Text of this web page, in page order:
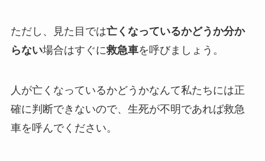
ただし、見た目では亡くなっているかどうか分か
らない場合はすぐに救急車を呼びましょう。
人が亡くなっているかどうかなんて私たちには正
確に判断できないので、生死が不明であれば救急
車を呼んでください。